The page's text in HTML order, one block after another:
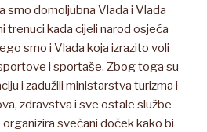
smo domoljubna Vlada i Vlada
trenuci kada cijeli narod osjeća
smo i Vlada koja izrazito voli
i sportaše. Zbog toga su
i zadužili ministarstva turizma i
zdravstva i sve ostale službe
svečani doček kako bi